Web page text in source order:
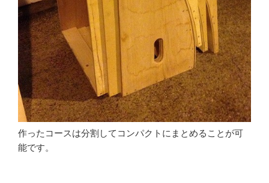
作ったコースは分割してコンパクトにまとめることが可
能です。